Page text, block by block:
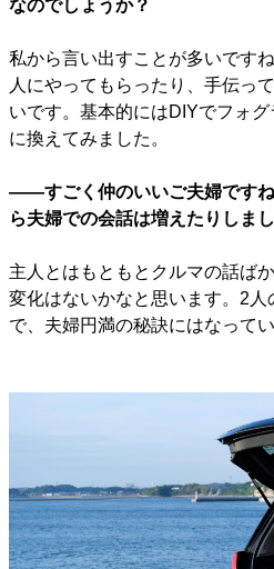
なのでしょうか？
私から言い出すことが多いです
人にやってもらったり、手伝っ
いです。基本的にはDIYでフォ
に換えてみました。
――すごく仲のいいご夫婦です
ら夫婦での会話は増えたりしま
主人とはもともとクルマの話ば
変化はないかなと思います。2
で、夫婦円満の秘訣にはなって